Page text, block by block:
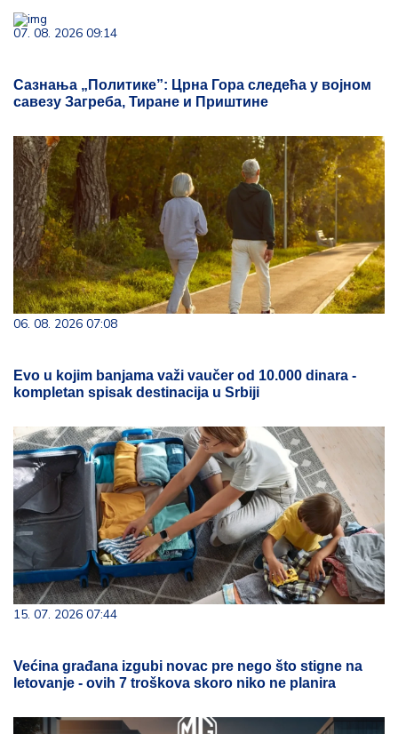
07. 08. 2026 09:14
Сазнања „Политике”: Црна Гора следећа у војном
савезу Загреба, Тиране и Приштине
06. 08. 2026 07:08
Evo u kojim banjama važi vaučer od 10.000 dinara -
kompletan spisak destinacija u Srbiji
15. 07. 2026 07:44
Većina građana izgubi novac pre nego što stigne na
letovanje - ovih 7 troškova skoro niko ne planira